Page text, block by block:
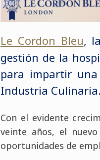
Le Cordon Bleu,
gestión de la
para impartir una
Industria Culinaria.
Con el evidente
veinte años, el
oportunidades de